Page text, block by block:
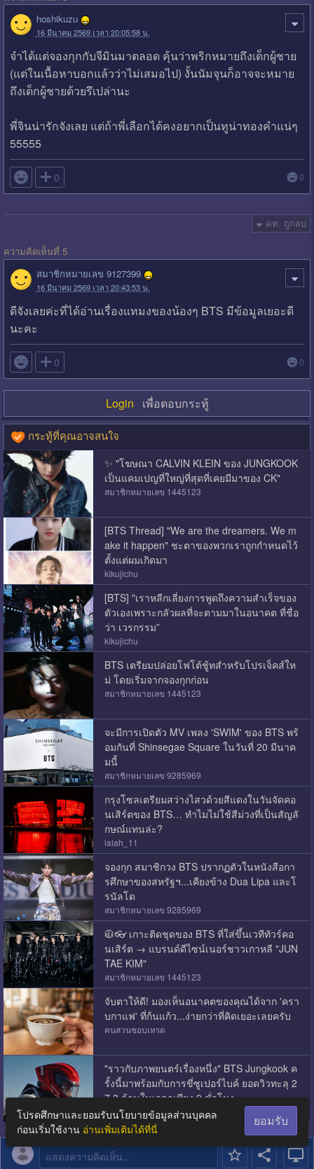
hoshikuzu
16 มีนาคม 2569 เวลา 20:05:58 น.
จำได้แต่จองกุกกับจีมินมาตลอด คุ้นว่าพริกหมายถึงเด็กผู้ชาย
(แต่ในเนื้อหาบอกแล้วว่าไม่เสมอไป) งั้นนัมจุนก็อาจจะหมาย
ถึงเด็กผู้ชายด้วยรึเปล่านะ
พี่จินน่ารักจังเลย แต่ถ้าพี่เลือกได้คงอยากเป็นทูน่าทองคำแน่ๆ
55555
 0 0
คห. ถูกลบ
ความคิดเห็นที่ 5
สมาชิกหมายเลข 9127399
16 มีนาคม 2569 เวลา 20:43:53 น.
ดีจังเลยค่ะที่ได้อ่านเรื่องแทมงของน้องๆ BTS มีข้อมูลเยอะดี
นะคะ
 0 0
Login เพื่อตอบกระทู้
แสดงความคิดเห็น...
กระทู้ที่คุณอาจสนใจ
✨ "โฆษณา CALVIN KLEIN ของ JUNGKOOK
เป็นแคมเปญที่ใหญ่ที่สุดที่เคยมีมาของ CK"
สมาชิกหมายเลข 1445123
[BTS Thread] "We are the dreamers. We m
ake it happen" ชะตาของพวกเราถูกกำหนดไว้
ตั้งแต่ผมเกิดมา
kikujichu
[BTS] "เราหลีกเลี่ยงการพูดถึงความสำเร็จของ
ตัวเองเพราะกลัวผลที่จะตามมาในอนาคต ที่ชื่อ
ว่า เวรกรรม”
kikujichu
BTS เตรียมปล่อยโฟโต้ชู้ทสำหรับโปรเจ็คส์ให
ม่ โดยเริ่มจากจองกุกก่อน
สมาชิกหมายเลข 1445123
จะมีการเปิดตัว MV เพลง 'SWIM' ของ BTS พร้
อมกันที่ Shinsegae Square ในวันที่ 20 มีนาค
มนี้
สมาชิกหมายเลข 9285969
กรุงโซลเตรียมสว่างไสวด้วยสีแดงในวันจัดคอ
นเสิร์ตของ BTS… ทำไมไม่ใช้สีม่วงที่เป็นสัญลั
กษณ์แทนล่ะ?
lalah_11
จองกุก สมาชิกวง BTS ปรากฏตัวในหนังสือกา
รศึกษาของสหรัฐฯ...เคียงข้าง Dua Lipa และโ
รนัลโด
สมาชิกหมายเลข 9285969
🧥👓 เกาะติดชุดของ BTS ที่ใส่ขึ้นเวทีทัวร์คอ
นเสิร์ต → แบรนด์ดีไซน์เนอร์ชาวเกาหลี "JUN
TAE KIM"
สมาชิกหมายเลข 1445123
จับตาให้ดี! มองเห็นอนาคตของคุณได้จาก 'ครา
บกาแฟ' ที่ก้นแก้ว...ง่ายกว่าที่คิดเยอะเลยครับ
คนสวนชอบเทรด
"ราวกับภาพยนตร์เรื่องหนึ่ง" BTS Jungkook ค
รั้งนี้มาพร้อมกับการขี่ซูเปอร์ไบค์ ยอดวิวทะลุ 2
7.3 ล้านในเวลาเพียง 9 ชั่วโมง
ThirdFromtheLeft
โปรดศึกษาและยอมรับนโยบายข้อมูลส่วนบุคคล
ก่อนเริ่มใช้งาน อ่านเพิ่มเติมได้ที่นี่
ยอมรับ